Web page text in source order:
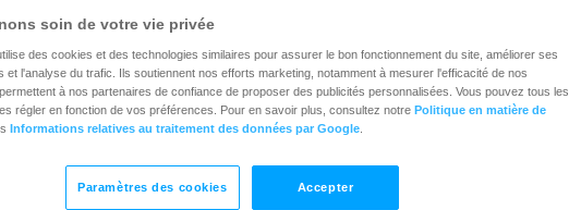
zéro (limité à 6 éléments) ou utiliser un modèle prédéfini.
des flux personnalisés avec tous les éléments
e-commerce.
accès à l’ensemble des fonctionnalités d’automatisation, y
des sites Web et la segmentation automatique.
soin de votre vie privée
des cookies et des technologies similaires pour assurer le bon fonctionnement du site, améliorer ses
et l'analyse du trafic. Ils soutiennent nos efforts marketing, notamment à mesurer l'efficacité de nos
à nos partenaires de confiance de proposer des publicités personnalisées. Vous pouvez tous les
régler en fonction de vos préférences. Pour en savoir plus, consultez notre Politique en matière de
Informations relatives au traitement des données par Google
Paramètres des cookies Accepter